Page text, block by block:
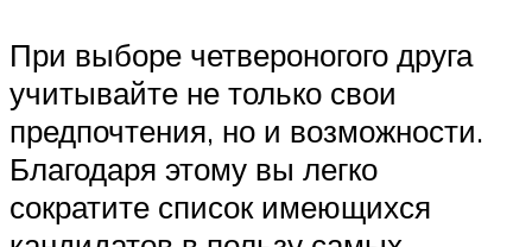
При выборе четвероногого друга
учитывайте не только свои
предпочтения, но и возможности.
Благодаря этому вы легко
сократите список имеющихся